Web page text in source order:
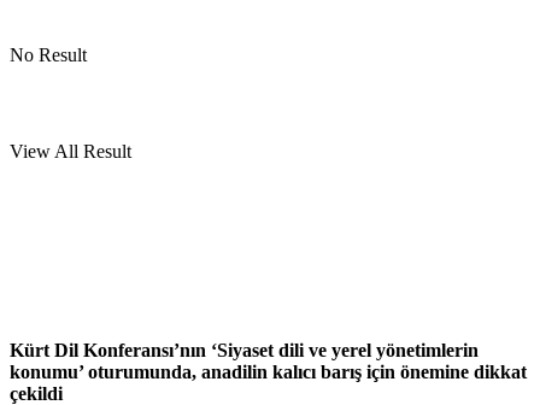
No Result
View All Result
Kürt Dil Konferansı’nın ‘Siyaset dili ve yerel yönetimlerin
konumu’ oturumunda, anadilin kalıcı barış için önemine dikkat
çekildi